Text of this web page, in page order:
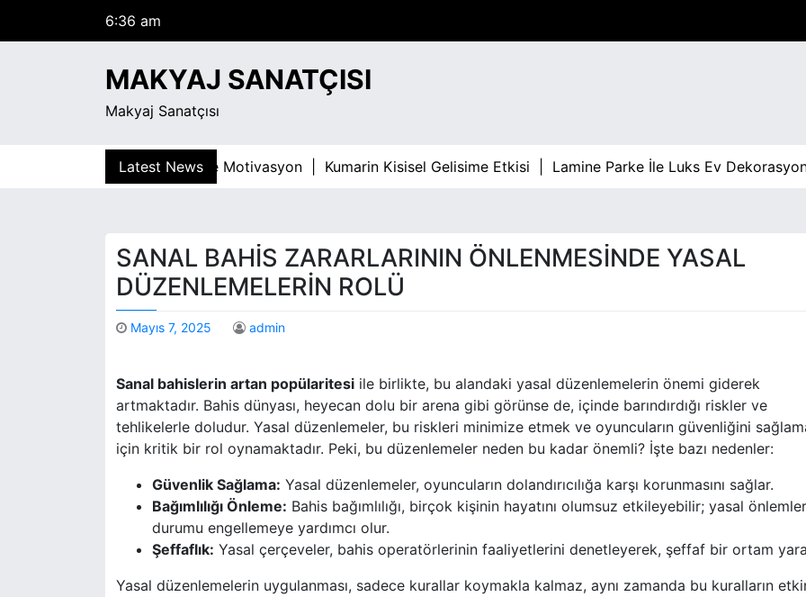
Perşembe
6:36 am
MAKYAJ SANATÇISI
Makyaj Sanatçısı
Latest News
Bagimliligiyla Mucadelede Motivasyon | Kumarin Kisisel Gelisime Etkisi | Lamine Parke İle Luks Ev
SANAL BAHIS ZARARLARININ ÖNLENMESINDE YASAL
DÜZENLEMELERIN ROLÜ
Mayıs 7, 2025 admin
Sanal bahislerin artan popülaritesi ile birlikte, bu alandaki yasal düzenlemelerin önemi giderek
artmaktadır. Bahis dünyası, heyecan dolu bir arena gibi görünse de, içinde barındırdığı riskler ve
tehlikelerle doludur. Yasal düzenlemeler, bu riskleri minimize etmek ve oyuncuların güvenliğini
için kritik bir rol oynamaktadır. Peki, bu düzenlemeler neden bu kadar önemli? İşte bazı nedenler:
Güvenlik Sağlama: Yasal düzenlemeler, oyuncuların dolandırıcılığa karşı korunmasını sağlar.
Bağımlılığı Önleme: Bahis bağımlılığı, birçok kişinin hayatını olumsuz etkileyebilir; yasal
durumu engellemeye yardımcı olur.
Şeffaflık: Yasal çerçeveler, bahis operatörlerinin faaliyetlerini denetleyerek, şeffaf bir ortam
Yasal düzenlemelerin uygulanması, sadece kurallar koymakla kalmaz, aynı zamanda bu kuralların